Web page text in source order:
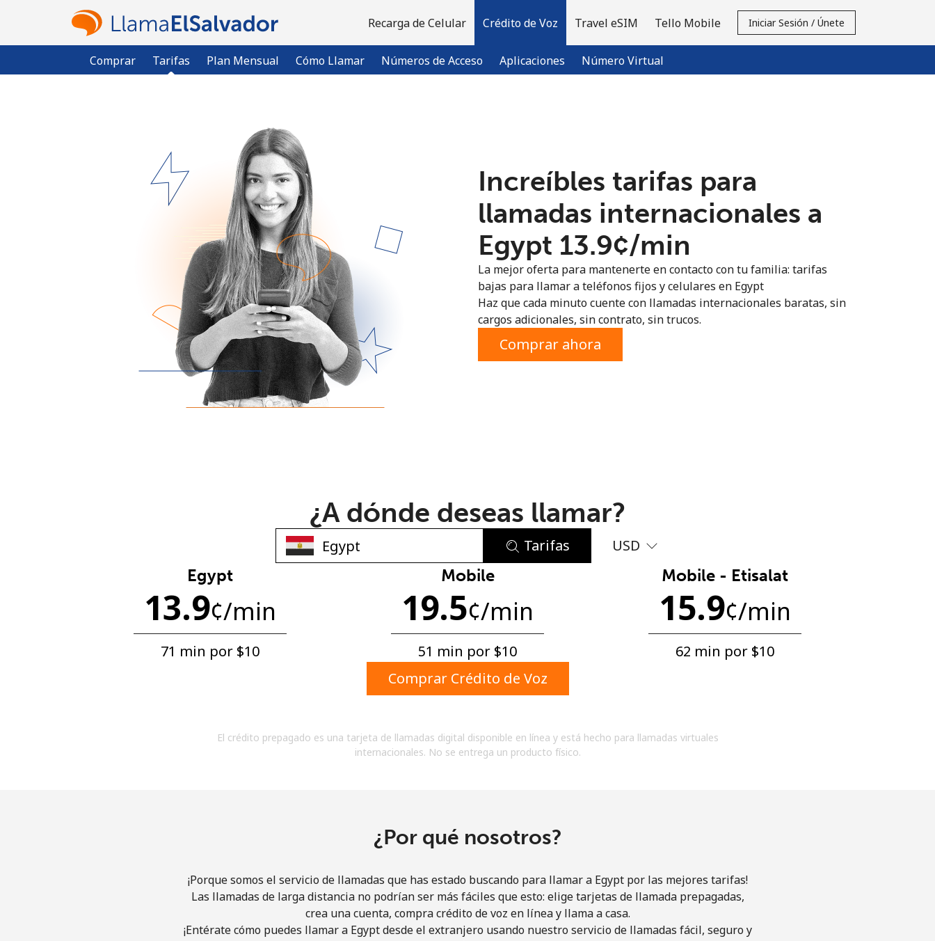
Recarga de Celular Crédito de Voz
Comprar Tarifas Plan Mensual Cómo Llamar Números de Acceso Aplicaciones Número Virtual
Travel eSIM Tello Mobile Iniciar Sesión / Únete
¿Ya tienes una cuenta? Inicia sesión →
Regístrate con
No se ha creado una contraseña
Mínimo 8 caracteres
Una letra mayúscula y una minúscula
Un caracter especial
acuerdo con estos
Términos y condiciones.
Únete
Increíbles tarifas para
llamadas internacionales a
Egypt ⁦13.9¢⁩/min
La mejor oferta para mantenerte en contacto con tu familia: tarifas
bajas para llamar a teléfonos fijos y celulares en Egypt
Haz que cada minuto cuente con llamadas internacionales baratas, sin
cargos adicionales, sin contrato, sin trucos.
Comprar ahora
¿A dónde deseas llamar?
Tarifas USD
Egypt
13.9¢/min
71 min por ⁦$10⁩
Mobile
19.5¢/min
51 min por ⁦$10⁩
Mobile - Etisalat
15.9¢/min
62 min por ⁦$10⁩
Comprar Crédito de Voz
El crédito prepagado es una tarjeta de llamadas digital disponible en línea y está hecho para llamadas virtuales
internacionales. No se entrega un producto físico.
¿Por qué nosotros?
¡Porque somos el servicio de llamadas que has estado buscando para llamar a Egypt por las mejores tarifas!
Las llamadas de larga distancia no podrían ser más fáciles que esto: elige tarjetas de llamada prepagadas,
crea una cuenta, compra crédito de voz en línea y llama a casa.
¡Entérate cómo puedes llamar a Egypt desde el extranjero usando nuestro servicio de llamadas fácil, seguro y